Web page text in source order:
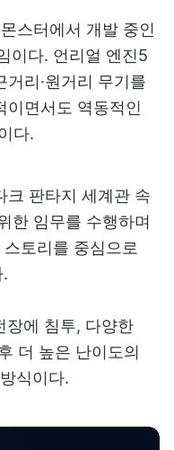
스터에서 개발 중인
이다. 언리얼 엔진5
리·원거리 무기를
이면서도 역동적인
다.
크 판타지 세계관 속
한 임무를 수행하며
토리를 중심으로
장에 침투, 다양한
더 높은 난이도의
식이다.